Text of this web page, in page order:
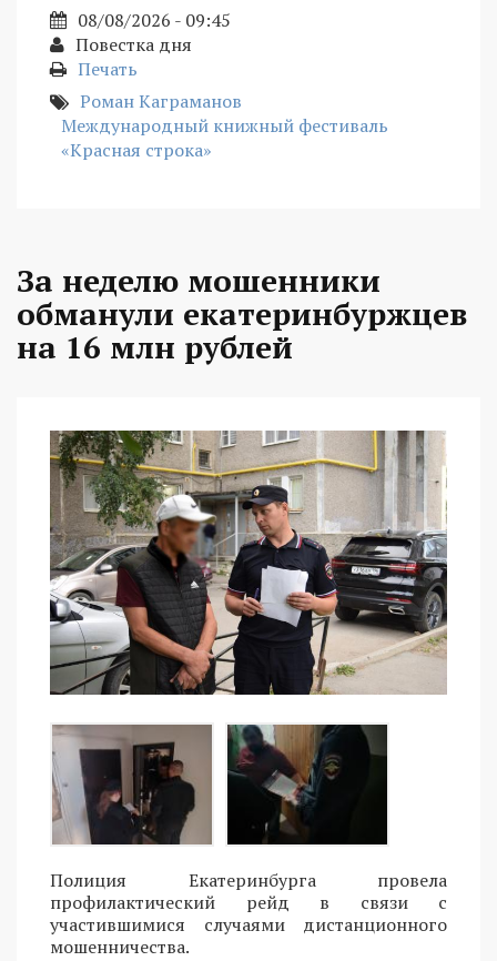
08/08/2026 - 09:45
Повестка дня
Печать
Роман Каграманов
Международный книжный фестиваль
«Красная строка»
За неделю мошенники
обманули екатеринбуржцев
на 16 млн рублей
Полиция Екатеринбурга провела
профилактический рейд в связи с
участившимися случаями дистанционного
мошенничества.